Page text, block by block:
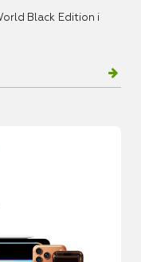
Black Edition і